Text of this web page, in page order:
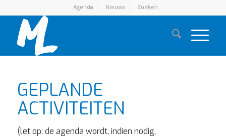
Agenda Nieuws Zoeken
GEPLANDE
ACTIVITEITEN
(let op: de agenda wordt, indien nodig,